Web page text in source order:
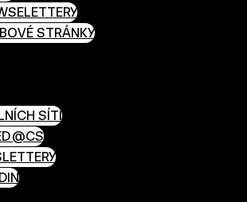
STRÁNKY
SÍTÍ
@CS